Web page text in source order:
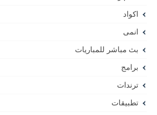
اكواد
انمى
بث مباشر للمباريات
برامج
ترندات
تطبيقات